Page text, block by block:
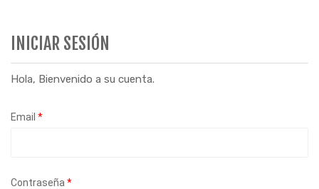
CATÁLOGO
INICIAR SESIÓN
Hola, Bienvenido a su cuenta.
Email *
Contraseña *